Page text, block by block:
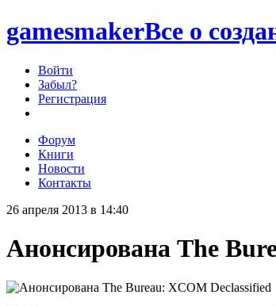
gamesmakerВсе о
Войти
Забыл?
Регистрация
Форум
Книги
Новости
Контакты
26 апреля 2013 в 14:40
Анонсирована The